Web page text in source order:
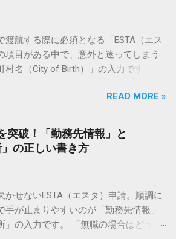
渡航する際に必須となる「ESTA（エス
項目がある中で、意外と迷ってしまう
名（City of Birth）」の入力です。
「英語でどう表記すべき？」など、一
実は正確なルールを知らないと申請ミ
ります。 この記事では、ESTA申請に
町村名」の正しい書き方から、よくあ
ための具体的な対策まで、基本ルール
ESTA申請「出生した市区町村名」の基
字（ローマ字）」で行うのが鉄則で
と合わせるのが大原則 ESTA申請の最
**「手元のパスポートに記載されてい
READ MORE »
突破！「勤務先情報」と
」の正しい書き方
かせないESTA（エスタ）申請。順調に
が止まりやすいのが「勤務先情報」
」の入力です。 「無職の場合はどうす